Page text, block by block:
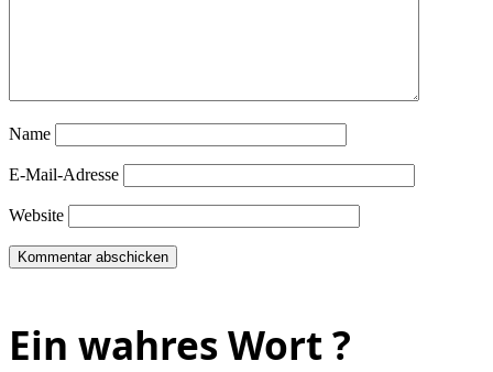
Name
E-Mail-Adresse
Website
Ein wahres Wort ?